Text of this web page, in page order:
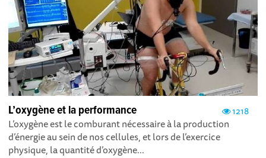
1218
L’oxygène et la performance
L’oxygène est le comburant nécessaire à la production
d’énergie au sein de nos cellules, et lors de l’exercice
physique, la quantité d’oxygène...